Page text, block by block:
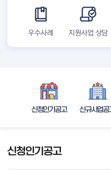
우수사례 지원사업 상담
신청인기공고 신규사업공
신청인기공고